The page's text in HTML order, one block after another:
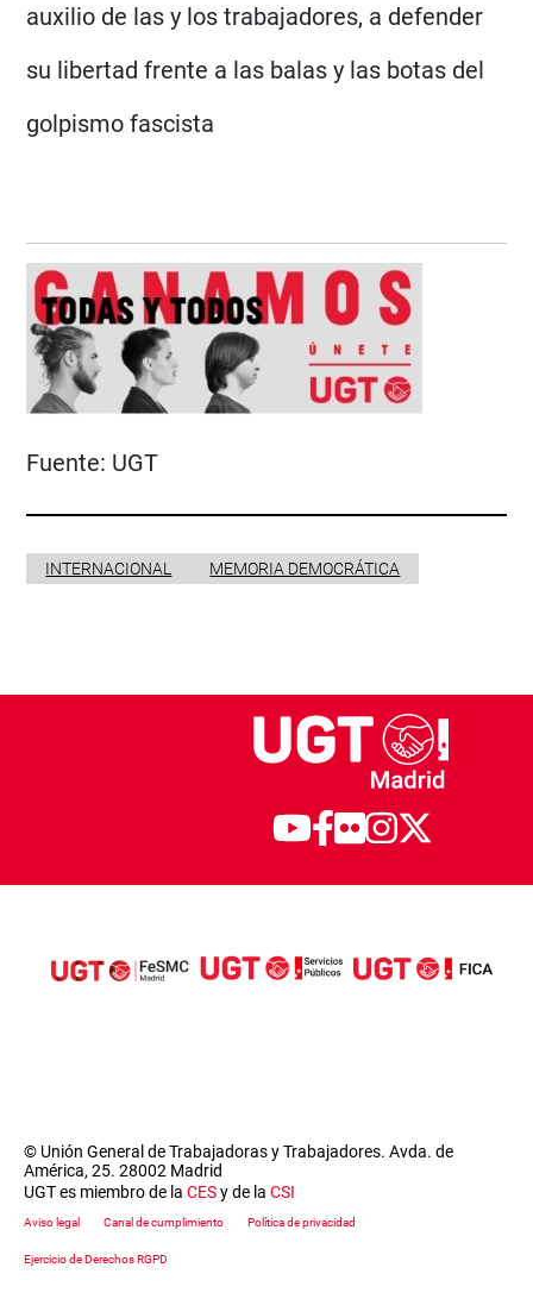
auxilio de las y los trabajadores, a defender
su libertad frente a las balas y las botas del
golpismo fascista
Fuente: UGT
INTERNACIONAL MEMORIA DEMOCRÁTICA
© Unión General de Trabajadoras y Trabajadores. Avda. de
América, 25. 28002 Madrid
UGT es miembro de la CESy de la CSI
Footer menu
Aviso legal Canal de cumplimiento Política de privacidad
Ejercicio de Derechos RGPD